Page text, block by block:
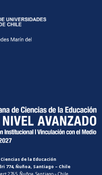
de la Educación
774, Ñuñoa, Santiago – Chile
2765, Ñuñoa, Santiago – Chile